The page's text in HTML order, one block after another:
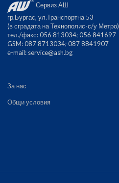
Сервиз АШ
гр.Бургас, ул.Транспортна 53
(в сградата на Технополис-с/у Метро)
тел./факс: 056 813034; 056 841697
GSM: 087 8713034; 087 8841907
е-mail: service@ash.bg
За нас
Общи условия